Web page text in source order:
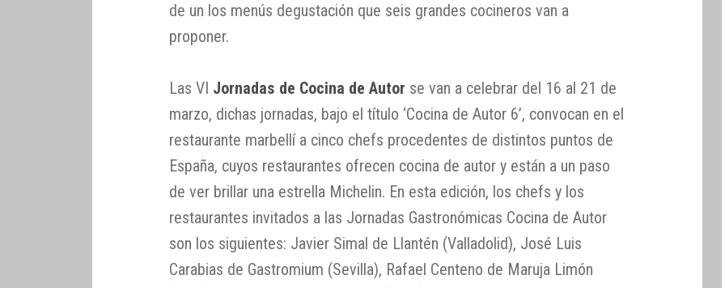
de un los menús degustación que seis grandes cocineros van a
proponer.
Las VI Jornadas de Cocina de Autor se van a celebrar del 16 al 21 de
marzo, dichas jornadas, bajo el título ‘Cocina de Autor 6’, convocan en el
restaurante marbellí a cinco chefs procedentes de distintos puntos de
España, cuyos restaurantes ofrecen cocina de autor y están a un paso
de ver brillar una estrella Michelin. En esta edición, los chefs y los
restaurantes invitados a las Jornadas Gastronómicas Cocina de Autor
son los siguientes: Javier Simal de Llantén (Valladolid), José Luis
Carabias de Gastromium (Sevilla), Rafael Centeno de Maruja Limón